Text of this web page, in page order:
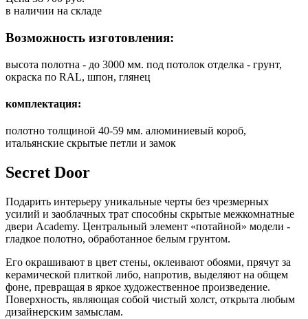
в наличии на складе
Возможность изготовления:
высота полотна - до 3000 мм. под потолок отделка - грунт,
окраска по RAL, шпон, глянец
комплектация:
полотно толщиной 40-59 мм. алюминиевый короб,
итальянские скрытые петли и замок
Secret Door
Подарить интерьеру уникальные черты без чрезмерных
усилий и заоблачных трат способны скрытые межкомнатные
двери Academy. Центральный элемент «потайной» модели -
гладкое полотно, обработанное белым грунтом.
Его окрашивают в цвет стены, оклеивают обоями, прячут за
керамической плиткой либо, напротив, выделяют на общем
фоне, превращая в яркое художественное произведение.
Поверхность, являющая собой чистый холст, открыта любым
дизайнерским замыслам.